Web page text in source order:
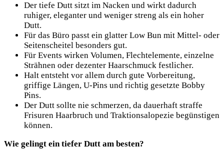
Der tiefe Dutt sitzt im Nacken und wirkt dadurch
ruhiger, eleganter und weniger streng als ein hoher
Dutt.
Für das Büro passt ein glatter Low Bun mit Mittel- oder
Seitenscheitel besonders gut.
Für Events wirken Volumen, Flechtelemente, einzelne
Strähnen oder dezenter Haarschmuck festlicher.
Halt entsteht vor allem durch gute Vorbereitung,
griffige Längen, U-Pins und richtig gesetzte Bobby
Pins.
Der Dutt sollte nie schmerzen, da dauerhaft straffe
Frisuren Haarbruch und Traktionsalopezie begünstigen
können.
Wie gelingt ein tiefer Dutt am besten?